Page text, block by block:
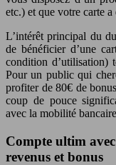
etc.) et que votre carte
L’intérêt principal du
de bénéficier d’une
condition d’utilisation)
Pour un public qui
profiter de 80€ de
coup de pouce
avec la mobilité
Compte ultim
revenus et bonus